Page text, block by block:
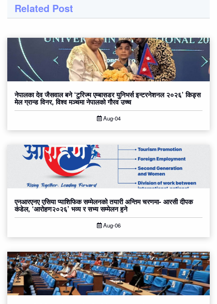
Related Post
नेपालका देव जैसवाल बने ‘टुरिज्म एम्बासडर युनिभर्स इन्टरनेशनल २०२६’ किड्स
मेल ग्रान्ड विनर, विश्व मञ्चमा नेपालको गौरव उच्च
Aug-04
एनआरएनए एसिया प्याशिफिक सम्मेलनको तयारी अन्तिम चरणमा- आरसी दीपक
कंडेल, ‘आरोहण२०२६’ भव्य र सभ्य सम्मेलन हुने
Aug-06